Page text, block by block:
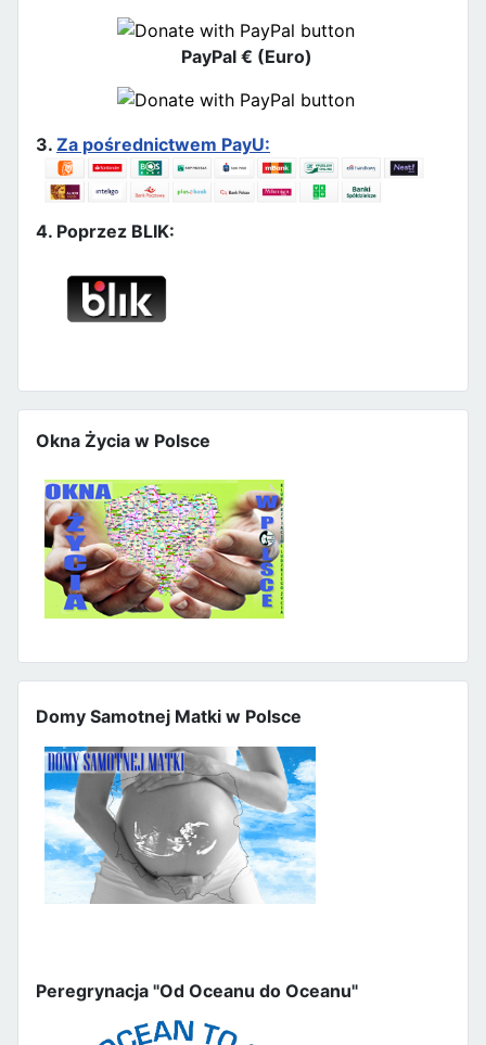
PayPal € (Euro)
3. Za pośrednictwem PayU:
4. Poprzez BLIK:
Okna Życia w Polsce
Domy Samotnej Matki w Polsce
Peregrynacja "Od Oceanu do Oceanu"